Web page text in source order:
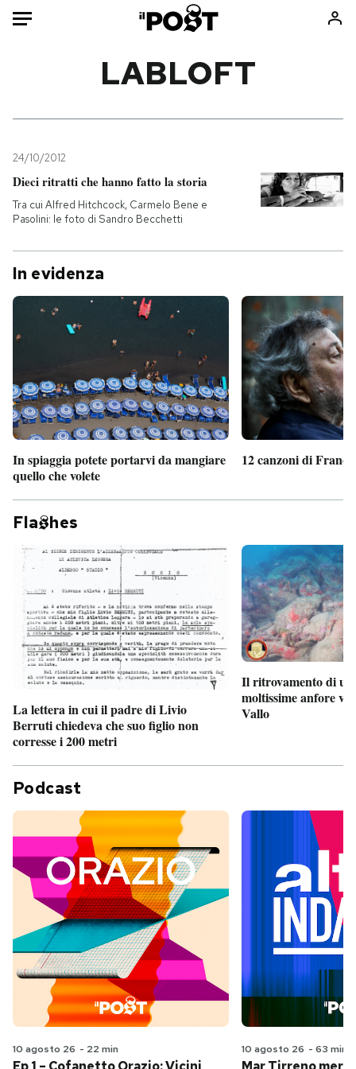
Mondo
Politica
Tecnologia
Internet
Scienza
Cultura
Economia
Sport
Consumismi
Storie/Idee
Media
Altrecose
Mondiali calcio 2026
PODCAST
NEWSLETTER
SHOP
CALENDARIO
AREA PERSONALE
Entra
LABLOFT
24/10/2012
Dieci ritratti che hanno fatto la storia
Tra cui Alfred Hitchcock, Carmelo Bene e
Pasolini: le foto di Sandro Becchetti
In evidenza
In spiaggia potete portarvi da mangiare
quello che volete
12 canzoni di
Fla hes
La lettera in cui il padre di Livio
Berruti chiedeva che suo figlio non
corresse i 200 metri
Il ritrovamento di
moltissime anfore
Vallo
Podcast
10 agosto 26 - 22 min 10 agosto 26 - 63 min